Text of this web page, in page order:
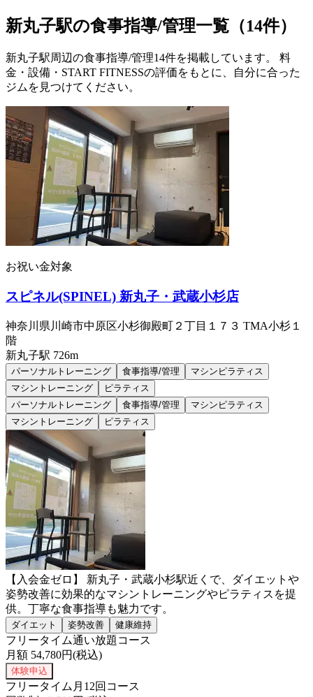
新丸子駅の食事指導/管理一覧（14件）
新丸子駅周辺の食事指導/管理14件を掲載しています。 料
金・設備・START FITNESSの評価をもとに、自分に合った
ジムを見つけてください。
お祝い金対象
スピネル(SPINEL) 新丸子・武蔵小杉店
神奈川県川崎市中原区小杉御殿町２丁目１７３ TMA小杉１
階
新丸子駅 726m
パーソナルトレーニング 食事指導/管理
マシンピラティス
マシントレーニング
ピラティス
パーソナルトレーニング
食事指導/管理
マシンピラティス
マシントレーニング
ピラティス
【入会金ゼロ】 新丸子・武蔵小杉駅近くで、ダイエットや
姿勢改善に効果的なマシントレーニングやピラティスを提
供。丁寧な食事指導も魅力です。
ダイエット 姿勢改善 健康維持
フリータイム通い放題コース
月額 54,780円(税込)
体験申込
フリータイム月12回コース